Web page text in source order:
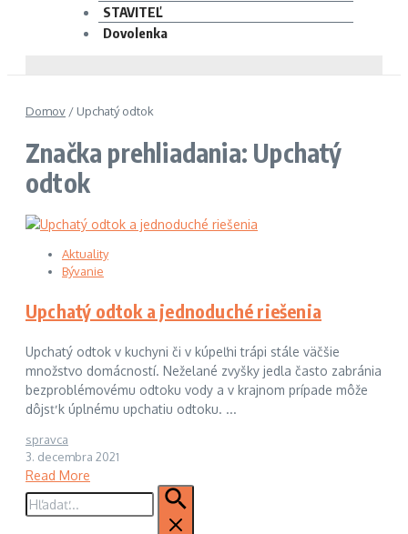
STAVITEĽ
Dovolenka
Domov / Upchatý odtok
Značka prehliadania: Upchatý
odtok
Aktuality
Bývanie
Upchatý odtok a jednoduché riešenia
Upchatý odtok v kuchyni či v kúpeľni trápi stále väčšie
množstvo domácností. Neželané zvyšky jedla často zabránia
bezproblémovému odtoku vody a v krajnom prípade môže
dôjsť k úplnému upchatiu odtoku. ...
spravca
3. decembra 2021
Read More
Hľadať: